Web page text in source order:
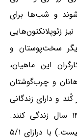
و شب‌ها برای
زئوپلانکتون‌هایی
سخت‌پوستان و
این ماهیان،
و چرب‌گوشتان
و دارای زندگانی
دراز هستند. برخی از آنان می‌توانند تا ۱۴۹ سال زندگی کنند.
لیزابه‌سر درخشان فیلیپینی (در فهرست زیر نیست.) با درازای ۵/۱